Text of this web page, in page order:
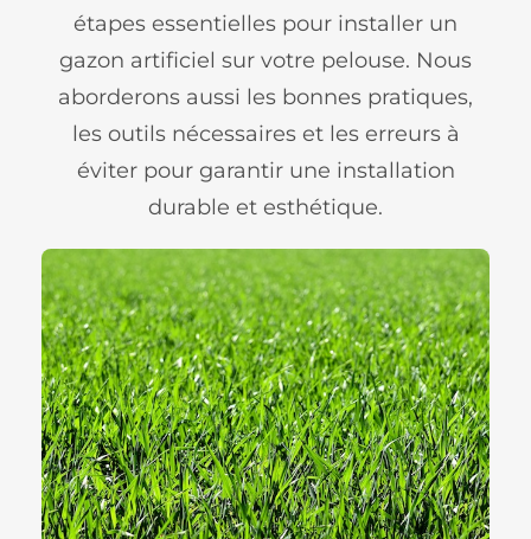
étapes essentielles pour installer un
gazon artificiel sur votre pelouse. Nous
aborderons aussi les bonnes pratiques,
les outils nécessaires et les erreurs à
éviter pour garantir une installation
durable et esthétique.